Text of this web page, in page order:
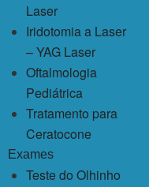
Laser
Iridotomia a Laser
– YAG Laser
Oftalmologia
Pediátrica
Tratamento para
Ceratocone
Exames
Teste do Olhinho